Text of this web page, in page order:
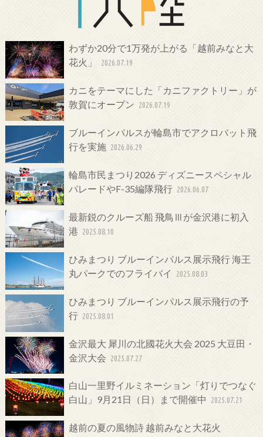
わずか20分で1万発が上がる「越前みなと大
花火」
2026.07.19
カニをテーマにした「カニファクトリー」が
敦賀にオープン 2026.07.19
ブルーインパルスが輪島市でアクロバット飛
行を実施 2026.06.29
輪島市民まつり2026 ディズニースペシャル
パレードやF-35編隊飛行 2026.06.07
最新鋭のクルーズ船 飛鳥Ⅲが金沢港に初入
港 2025.08.10
ひみまつり ブルーインパルス展示飛行 海王
丸パークでのフライバイ
2025.08.03
ひみまつり ブルーインパルス展示飛行の予
行 2025.08.01
金沢最大 犀川の北國花火大会 2025 大豆田・
金沢大会 2025.07.27
白山一里野イルミネーション「灯りでつなぐ
白山」9月21日（日）まで開催中
2025.07.21
越前の夏の風物詩 越前みなと大花火